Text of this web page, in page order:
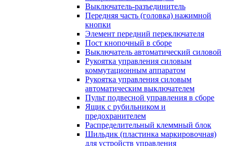
Выключатель-разъединитель
Передняя часть (головка) нажимной
кнопки
Элемент передний переключателя
Пост кнопочный в сборе
Выключатель автоматический силовой
Рукоятка управления силовым
коммутационным аппаратом
Рукоятка управления силовым
автоматическим выключателем
Пульт подвесной управления в сборе
Ящик с рубильником и
предохранителем
Распределительный клеммный блок
Шильдик (пластинка маркировочная)
для устройств управления